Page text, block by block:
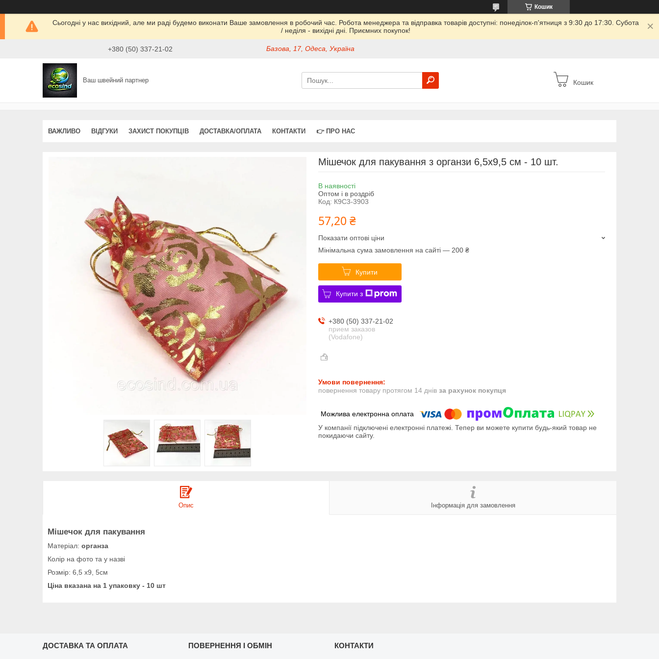
Кошик
Сьогодні у нас вихідний, але ми раді будемо виконати Ваше замовлення в робочий час. Робота менеджера та відправка товарів доступні: понеділок-п'ятниця з 9:30 до 17:30. Субота
/ неділя - вихідні дні. Приємних покупок!
+380 (50) 337-21-02 Базова, 17, Одеса, Україна
Ваш швейний партнер Кошик
ВАЖЛИВО ВІДГУКИ ЗАХИСТ ПОКУПЦІВ ДОСТАВКА/ОПЛАТА КОНТАКТИ 👉 ПРО НАС
Мішечок для пакування з органзи 6,5х9,5 см - 10 шт.
В наявності
Оптом і в роздріб
Код: К9С3-3903
57,20 ₴
Показати оптові ціни
Мінімальна сума замовлення на сайті — 200 ₴
Купити
Купити з
+380 (50) 337-21-02
прием заказов
(Vodafone)
повернення товару протягом 14 днів за рахунок покупця
У компанії підключені електронні платежі. Тепер ви можете купити будь-який товар не
покидаючи сайту.
Опис Інформація для замовлення
Мішечок для пакування
Матеріал: органза
Колір на фото та у назві
Розмір: 6,5 х9, 5см
Ціна вказана на 1 упаковку - 10 шт
ДОСТАВКА ТА ОПЛАТА ПОВЕРНЕННЯ І ОБМІН КОНТАКТИ